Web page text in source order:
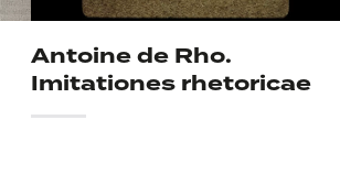
Antoine de Rho.
Imitationes rhetoricae